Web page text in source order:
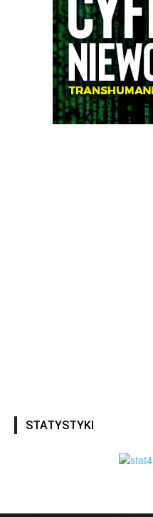
STATYSTYKI